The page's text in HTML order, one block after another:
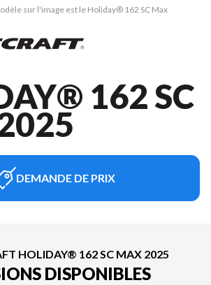
sur l'image est le Holiday® 162 SC Max
162 SC
DEMANDE DE PRIX
HOLIDAY® 162 SC MAX 2025
DISPONIBLES